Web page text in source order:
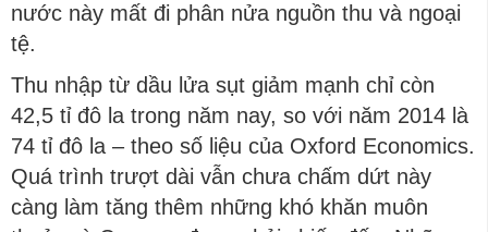
nước này mất đi phân nửa nguồn thu và ngoại
tệ.
Thu nhập từ dầu lửa sụt giảm mạnh chỉ còn
42,5 tỉ đô la trong năm nay, so với năm 2014 là
74 tỉ đô la – theo số liệu của Oxford Economics.
Quá trình trượt dài vẫn chưa chấm dứt này
càng làm tăng thêm những khó khăn muôn